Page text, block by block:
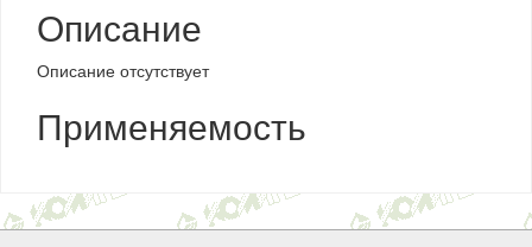
Описание
Описание отсутствует
Применяемость